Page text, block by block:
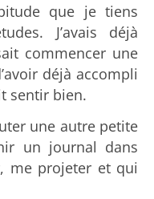
que je tiens
J’avais déjà
commencer une
déjà accompli
sentir bien.
une autre petite
un journal dans
me projeter et qui